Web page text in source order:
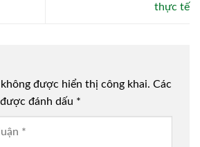
thực tế
không được hiển thị công khai. Các
đánh dấu *